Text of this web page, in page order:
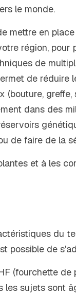
le monde.
mettre en
région,
de
de réduire
dans des
de faire de la
et à les
du
possible de
(fourchette de
les sujets sont